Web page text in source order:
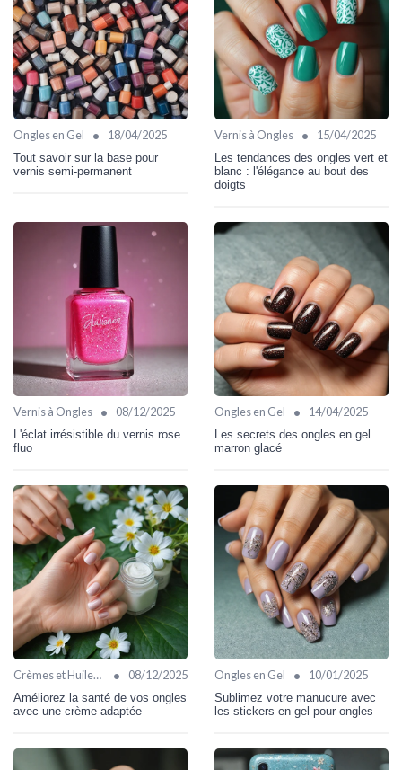
Ongles en Gel • 18/04/2025
Tout savoir sur la base pour
vernis semi-permanent
Vernis à Ongles • 15/04/2025
Les tendances des ongles vert et
blanc : l'élégance au bout des
doigts
Vernis à Ongles • 08/12/2025
L'éclat irrésistible du vernis rose
fluo
Ongles en Gel • 14/04/2025
Les secrets des ongles en gel
marron glacé
Crèmes et Huiles Cuticules • 08/12/2025
Améliorez la santé de vos ongles
avec une crème adaptée
Ongles en Gel • 10/01/2025
Sublimez votre manucure avec
les stickers en gel pour ongles